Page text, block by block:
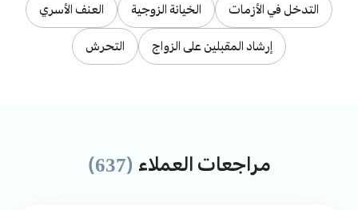
التدخل في الأزمات الخيانة الزوجية العنف الأسري
إرشاد المقبلين على الزواج التحرش
مراجعات العملاء (637)